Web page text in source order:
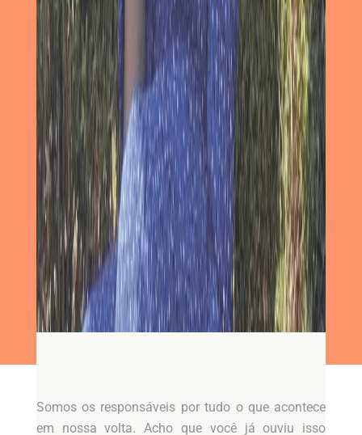
Somos os responsáveis por tudo o que acontece
em nossa volta. Acho que você já ouviu isso